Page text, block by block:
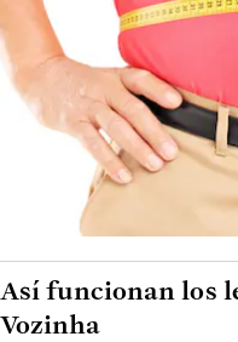
Así funcionan los
Vozinha